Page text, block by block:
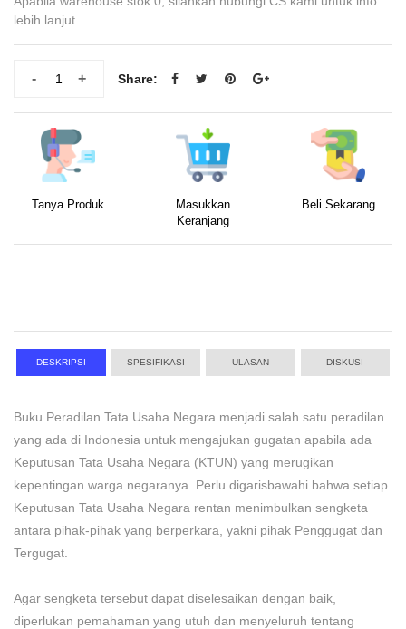
lebih lanjut.
+
- Share:
Tanya Produk
Masukkan
Keranjang
Beli Sekarang
DESKRIPSI SPESIFIKASI ULASAN DISKUSI
Buku Peradilan Tata Usaha Negara menjadi salah satu peradilan
yang ada di Indonesia untuk mengajukan gugatan apabila ada
Keputusan Tata Usaha Negara (KTUN) yang merugikan
kepentingan warga negaranya. Perlu digarisbawahi bahwa setiap
Keputusan Tata Usaha Negara rentan menimbulkan sengketa
antara pihak-pihak yang berperkara, yakni pihak Penggugat dan
Tergugat.
Agar sengketa tersebut dapat diselesaikan dengan baik,
diperlukan pemahaman yang utuh dan menyeluruh tentang